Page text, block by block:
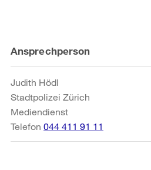
Weitere
Informationen
Ansprechperson
Judith Hödl
Stadtpolizei Zürich
Mediendienst
Telefon 044 411 91 11